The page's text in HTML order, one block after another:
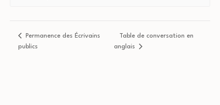
Permanence des Écrivains
publics
Table de conversation en
anglais